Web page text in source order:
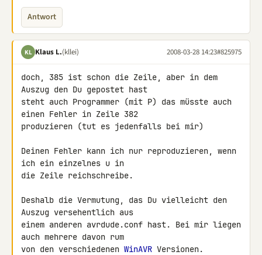
Antwort
KL Klaus L.(kllei) 2008-03-28 14:23#825975
doch, 385 ist schon die Zeile, aber in dem
Auszug den Du gepostet hast
steht auch Programmer (mit P) das müsste auch
einen Fehler in Zeile 382
produzieren (tut es jedenfalls bei mir)
Deinen Fehler kann ich nur reproduzieren, wenn
ich ein einzelnes u in
die Zeile reichschreibe.
Deshalb die Vermutung, das Du vielleicht den
Auszug versehentlich aus
einem anderen avrdude.conf hast. Bei mir liegen
auch mehrere davon rum
von den verschiedenen WinAVR Versionen.